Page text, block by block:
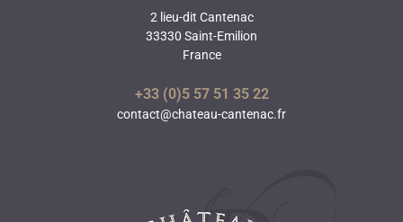
2 lieu-dit Cantenac
33330 Saint-Emilion
France
+33 (0)5 57 51 35 22
contact@chateau-cantenac.fr